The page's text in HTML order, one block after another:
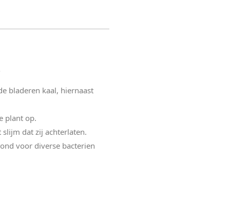
bladeren kaal, hiernaast
plant op.
dat zij achterlaten.
voor diverse bacterien